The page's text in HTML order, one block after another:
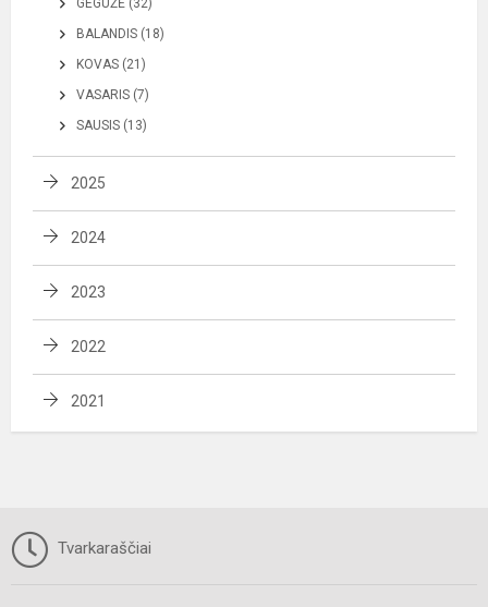
BALANDIS (18)
KOVAS (21)
VASARIS (7)
SAUSIS (13)
2025
2024
2023
2022
2021
Tvarkaraščiai